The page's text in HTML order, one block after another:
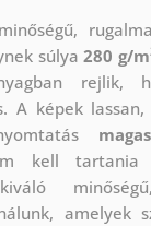
súlya280 g/m
rejlik,
A képek lassan,
kell tartania
amelyek